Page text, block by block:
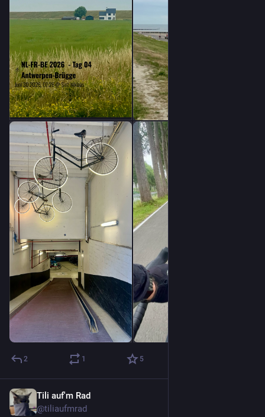
2 1 5
Tili auf'm Rad
@tiliaufmrad